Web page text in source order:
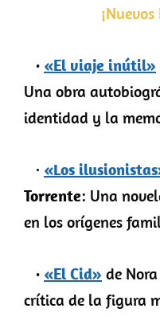
· «El viaje inútil»
Una obra
identidad y la
· «Los
Torrente: Una
en los orígenes
· «El Cid» de
crítica de la figura